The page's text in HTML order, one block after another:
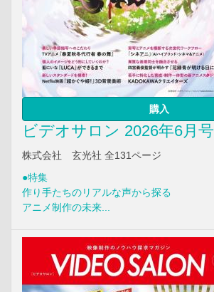
購入
ビデオサロン 2026年6月号
株式会社 玄光社 全131ページ
●特集
作り手たちのリアルな声から探る
アニメ制作の未来...